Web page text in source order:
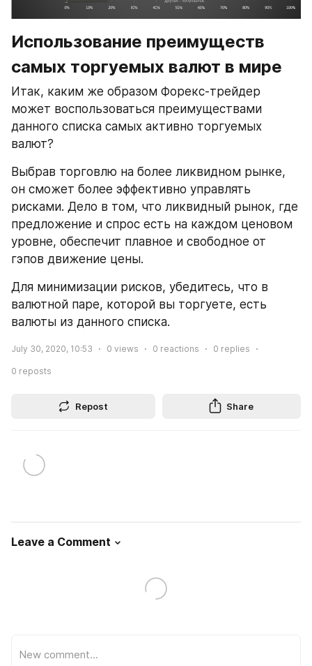
Использование преимуществ
самых торгуемых валют в мире
Итак, каким же образом Форекс-трейдер
может воспользоваться преимуществами
данного списка самых активно торгуемых
валют?
Выбрав торговлю на более ликвидном рынке,
он сможет более эффективно управлять
рисками. Дело в том, что ликвидный рынок, где
предложение и спрос есть на каждом ценовом
уровне, обеспечит плавное и свободное от
гэпов движение цены.
Для минимизации рисков, убедитесь, что в
валютной паре, которой вы торгуете, есть
валюты из данного списка.
July 30, 2020, 10:53 0 views 0 reactions 0 replies
0 reposts
Repost Share
Leave a Comment